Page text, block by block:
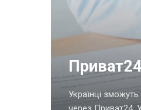
Українці